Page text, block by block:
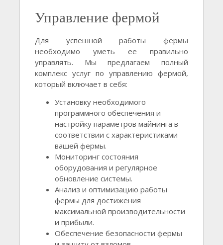
Управление фермой
Для успешной работы фермы
необходимо уметь ее правильно
управлять. Мы предлагаем полный
комплекс услуг по управлению фермой,
который включает в себя:
Установку необходимого
программного обеспечения и
настройку параметров майнинга в
соответствии с характеристиками
вашей фермы.
Мониторинг состояния
оборудования и регулярное
обновление системы.
Анализ и оптимизацию работы
фермы для достижения
максимальной производительности
и прибыли.
Обеспечение безопасности фермы